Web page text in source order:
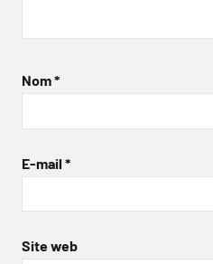
Nom*
E-mail *
Site web